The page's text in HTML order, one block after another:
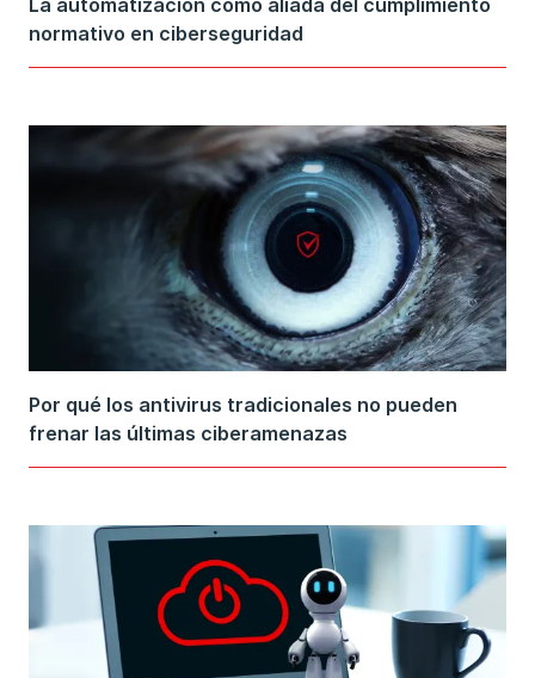
La automatización como aliada del cumplimiento
normativo en ciberseguridad
Por qué los antivirus tradicionales no pueden
frenar las últimas ciberamenazas